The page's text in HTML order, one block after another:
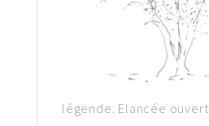
légende: Elancée ouvert